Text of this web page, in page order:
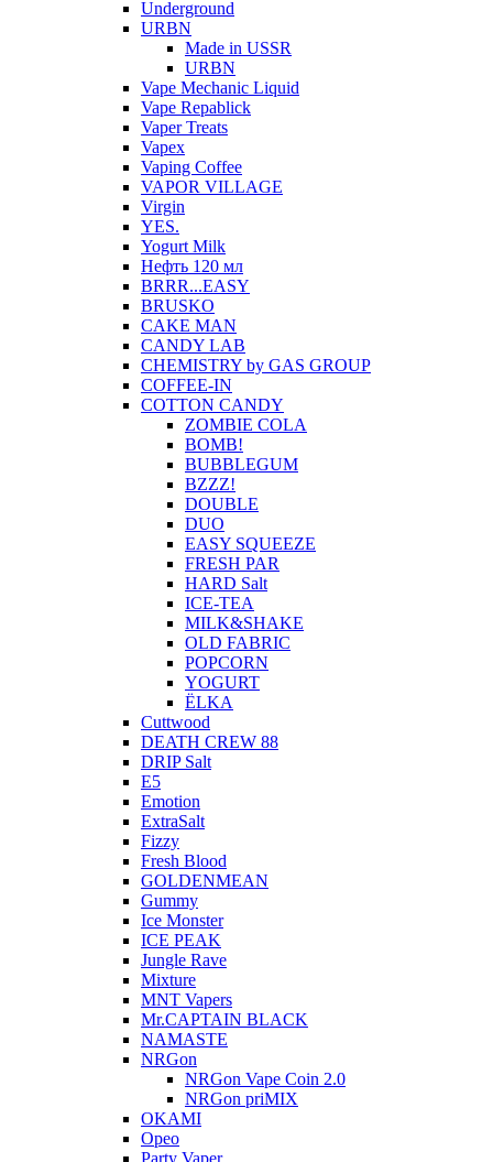
Underground
URBN
Made in USSR
URBN
Vape Mechanic Liquid
Vape Repablick
Vaper Treats
Vapex
Vaping Coffee
VAPOR VILLAGE
Virgin
YES.
Yogurt Milk
Нефть 120 мл
BRRR...EASY
BRUSKO
CAKE MAN
CANDY LAB
CHEMISTRY by GAS GROUP
COFFEE-IN
COTTON CANDY
ZOMBIE COLA
BOMB!
BUBBLEGUM
BZZZ!
DOUBLE
DUO
EASY SQUEEZE
FRESH PAR
HARD Salt
ICE-TEA
MILK&SHAKE
OLD FABRIC
POPCORN
YOGURT
ЁLKA
Cuttwood
DEATH CREW 88
DRIP Salt
E5
Emotion
ExtraSalt
Fizzy
Fresh Blood
GOLDENMEAN
Gummy
Ice Monster
ICE PEAK
Jungle Rave
Mixture
MNT Vapers
Mr.CAPTAIN BLACK
NAMASTE
NRGon
NRGon Vape Coin 2.0
NRGon priMIX
OKAMI
Opeo